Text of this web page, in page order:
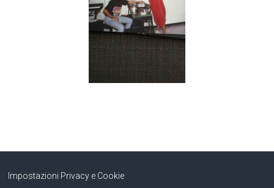
Impostazioni Privacy e Cookie